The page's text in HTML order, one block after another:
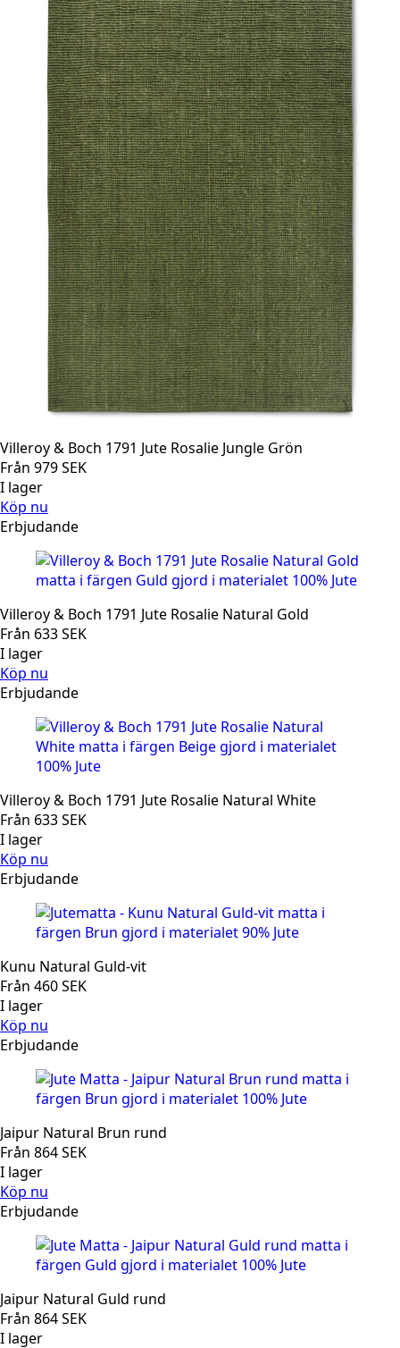
Villeroy & Boch 1791 Jute Rosalie Jungle Grön
Från 979SEK
I lager
Köp nu
Erbjudande
Villeroy & Boch 1791 Jute Rosalie Natural Gold
Från 633SEK
I lager
Köp nu
Erbjudande
Villeroy & Boch 1791 Jute Rosalie Natural White
Från 633SEK
I lager
Köp nu
Erbjudande
Kunu Natural Guld-vit
Från 460SEK
I lager
Köp nu
Erbjudande
Jaipur Natural Brun rund
Från 864SEK
I lager
Köp nu
Erbjudande
Jaipur Natural Guld rund
Från 864SEK
I lager